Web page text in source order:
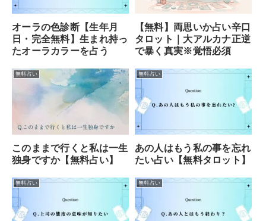
オーラの色診断【生年月
日・完全無料】生まれ持っ
たオーラカラーを占う
【無料】両思いか占い辛口
タロット｜大アルカナ正逆
で暴く真実※覚悟必須
無料占い
このままで行くと私は一生
独身ですか【無料占い】
無料占い
あの人はもう私の事を忘れ
たい占い【無料タロット】
無料占い 無料占い